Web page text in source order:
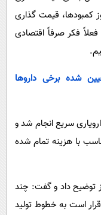
کمبودها، قیمت گذاری
فکر صرفاً اقتصادی
شده برخی داروها
سریع انجام شد و
با هزینه تمام شده
توضیح داد و گفت: چند
قرار است به خطوط تولید